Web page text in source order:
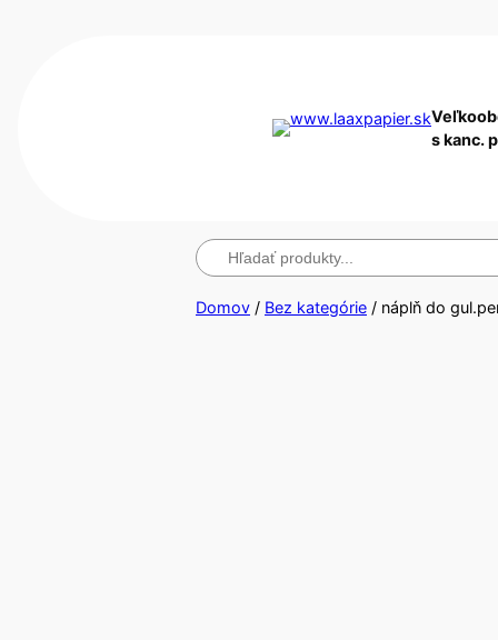
s kanc.
Hľadanie
Domov / Bez kategórie / náplň do